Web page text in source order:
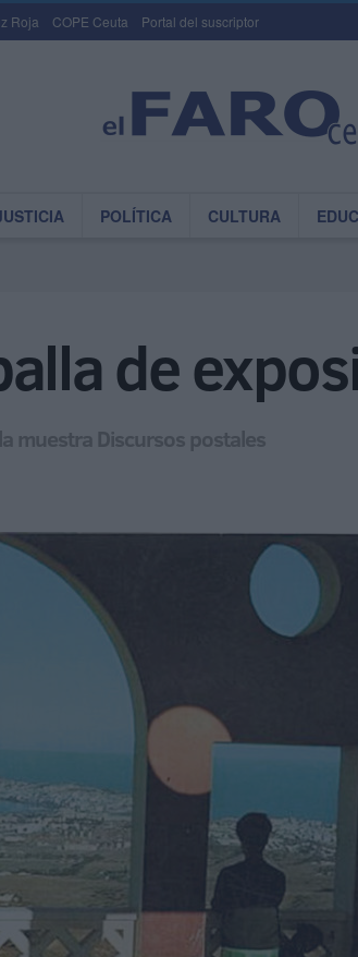
Roja COPE Ceuta Portal del suscriptor
POLÍTICA CULTURA
de
muestra Discursos postales